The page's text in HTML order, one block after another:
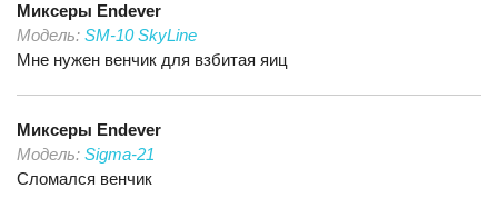
Миксеры Endever
Модель: SM-10 SkyLine
Мне нужен венчик для взбитая яиц
Миксеры Endever
Модель: Sigma-21
Сломался венчик